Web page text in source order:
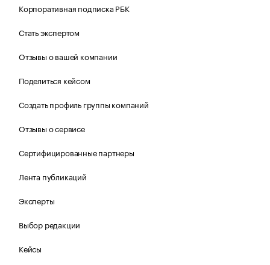
Корпоративная подписка РБК
Стать экспертом
Отзывы о вашей компании
Поделиться кейсом
Создать профиль группы компаний
Отзывы о сервисе
Сертифицированные партнеры
Лента публикаций
Эксперты
Выбор редакции
Кейсы